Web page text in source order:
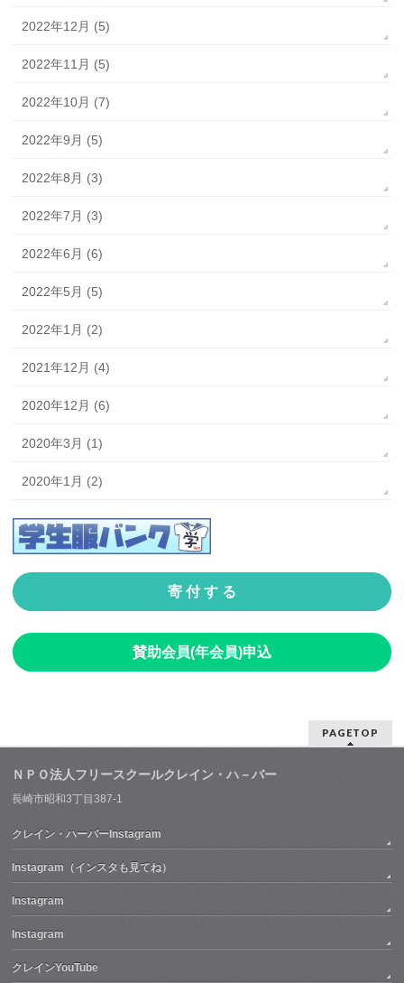
2022年12月 (5)
2022年11月 (5)
2022年10月 (7)
2022年9月 (5)
2022年8月 (3)
2022年7月 (3)
2022年6月 (6)
2022年5月 (5)
2022年1月 (2)
2021年12月 (4)
2020年12月 (6)
2020年3月 (1)
2020年1月 (2)
寄 付 す る
賛助会員(年会員)申込
PAGETOP
ＮＰＯ法人フリースクールクレイン・ハ－バー
長崎市昭和3丁目387-1
クレイン・ハーバーInstagram
Instagram（インスタも見てね）
Instagram
Instagram
クレインYouTube